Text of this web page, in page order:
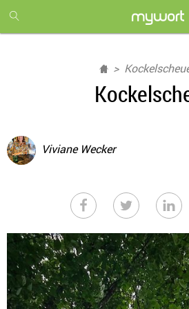
month
free
Viviane Wecker